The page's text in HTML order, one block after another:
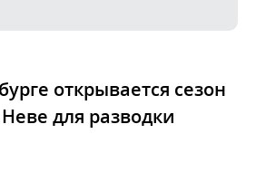
открывается сезон
для разводки